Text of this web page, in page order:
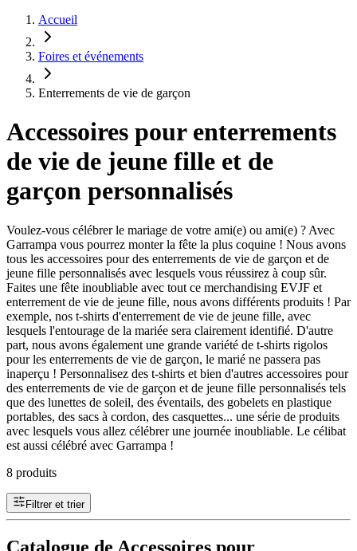
Accueil
Foires et événements
Enterrements de vie de garçon
Accessoires pour enterrements
de vie de jeune fille et de
garçon personnalisés
Voulez-vous célébrer le mariage de votre ami(e) ou ami(e) ? Avec
Garrampa vous pourrez monter la fête la plus coquine ! Nous avons
tous les accessoires pour des enterrements de vie de garçon et de
jeune fille personnalisés avec lesquels vous réussirez à coup sûr.
Faites une fête inoubliable avec tout ce merchandising EVJF et
enterrement de vie de jeune fille, nous avons différents produits ! Par
exemple, nos t-shirts d'enterrement de vie de jeune fille, avec
lesquels l'entourage de la mariée sera clairement identifié. D'autre
part, nous avons également une grande variété de t-shirts rigolos
pour les enterrements de vie de garçon, le marié ne passera pas
inaperçu ! Personnalisez des t-shirts et bien d'autres accessoires pour
des enterrements de vie de garçon et de jeune fille personnalisés tels
que des lunettes de soleil, des éventails, des gobelets en plastique
portables, des sacs à cordon, des casquettes... une série de produits
avec lesquels vous allez célébrer une journée inoubliable. Le célibat
est aussi célébré avec Garrampa !
8 produits
Filtrer et trier
Catalogue de Accessoires pour